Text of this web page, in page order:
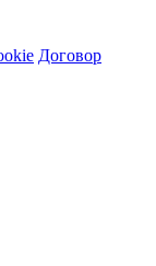
Договор